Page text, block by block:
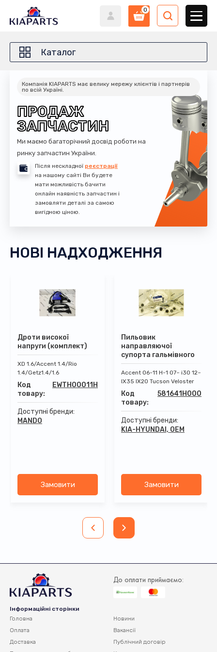
0
Каталог
Компанія KIAPARTS має велику мережу клієнтів і партнерів
по всій Україні.
ПРОДАЖ
ЗАПЧАСТИН
Ми маємо багаторічний досвід роботи на
ринку запчастин України.
Після нескладної реєстрації
на нашому сайті Ви будете
мати можливість бачити
онлайн наявність запчастин і
замовляти деталі за самою
вигідною ціною.
НОВІ НАДХОДЖЕННЯ
Дроти високої
напруги (комплект)
XD 1.6/Accent 1.4/Rio
1.4/Getz1.4/1.6
Код
товару:
EWTH00011H
Доступні бренди:
MANDO
Замовити
Пильовик
направляючої
супорта гальмівного
Accent 06-11 H-1 07~ i30 12~
IX35 IX20 Tucson Veloster
Код
товару:
581641H000
Доступні бренди:
KIA-HYUNDAI, OEM
Замовити
До оплати приймаємо:
Інформаційні сторінки
Головна
Оплата
Доставка
Новини
Вакансії
Публічний договір